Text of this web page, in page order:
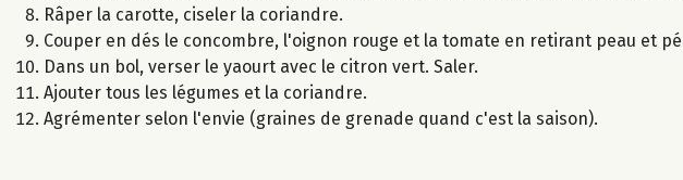
Râper la carotte, ciseler la coriandre.
Couper en dés le concombre, l'oignon rouge et la tomate en retirant peau et
Dans un bol, verser le yaourt avec le citron vert. Saler.
Ajouter tous les légumes et la coriandre.
Agrémenter selon l'envie (graines de grenade quand c'est la saison).